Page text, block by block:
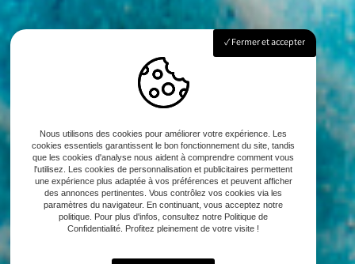
Fermer et accepter
Nous utilisons des cookies pour améliorer votre expérience. Les
cookies essentiels garantissent le bon fonctionnement du site, tandis
que les cookies d'analyse nous aident à comprendre comment vous
l'utilisez. Les cookies de personnalisation et publicitaires permettent
une expérience plus adaptée à vos préférences et peuvent afficher
des annonces pertinentes. Vous contrôlez vos cookies via les
paramètres du navigateur. En continuant, vous acceptez notre
politique. Pour plus d'infos, consultez notre Politique de
Confidentialité. Profitez pleinement de votre visite !